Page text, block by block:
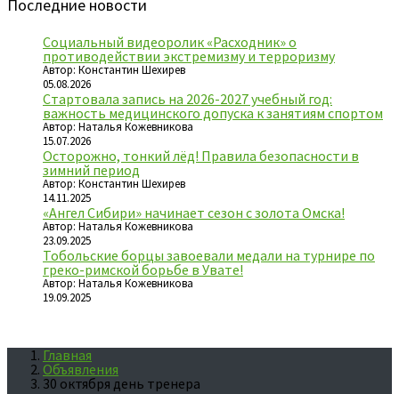
Последние новости
Социальный видеоролик «Расходник» о
противодействии экстремизму и терроризму
Автор: Константин Шехирев
05.08.2026
Стартовала запись на 2026-2027 учебный год:
важность медицинского допуска к занятиям спортом
Автор: Наталья Кожевникова
15.07.2026
Осторожно, тонкий лёд! Правила безопасности в
зимний период
Автор: Константин Шехирев
14.11.2025
«Ангел Сибири» начинает сезон с золота Омска!
Автор: Наталья Кожевникова
23.09.2025
Тобольские борцы завоевали медали на турнире по
греко-римской борьбе в Увате!
Автор: Наталья Кожевникова
19.09.2025
Главная
Объявления
30 октября день тренера